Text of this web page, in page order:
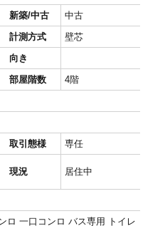
新築/中古
中古
計測方式
壁芯
向き
部屋階数
4階
取引態様
専任
現況 居住中
ロ 一口コンロ バス専用 トイレ